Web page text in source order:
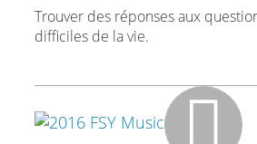
Trouver des réponses aux
difficiles de la vie.